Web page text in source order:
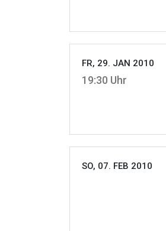
FR, 29. JAN 2010
19:30 Uhr
SO, 07. FEB 2010